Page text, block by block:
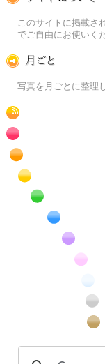
このサイトに掲載さ
でご自由にお使いく
写真を月ごとに整理
RSS
赤色の花のフリー写真素
橙色の花のフリー写真素
黄色の花のフリー写真素
緑色の花のフリー写真素
青色の花のフリー写真素
紫色の花のフリー写真素
白色の花のフリー写真素
昆虫のフリー写真素材